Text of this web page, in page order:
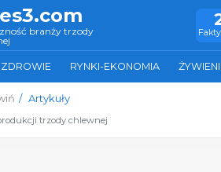
branży trzody
ZDROWIE RYNKI-EKONOMIA
Artykuły
trzody chlewnej